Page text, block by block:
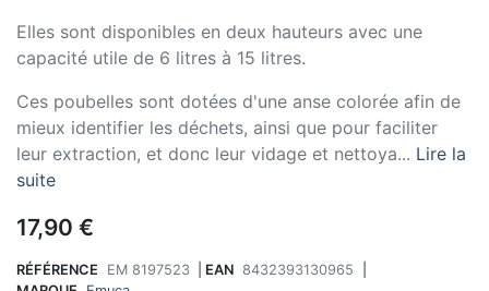
Elles sont disponibles en deux hauteurs avec une
capacité utile de 6 litres à 15 litres.
Ces poubelles sont dotées d'une anse colorée afin de
mieux identifier les déchets, ainsi que pour faciliter
leur extraction, et donc leur vidage et nettoya... Lire la
suite
17,90 €
RÉFÉRENCE EM 8197523 EAN 8432393130965